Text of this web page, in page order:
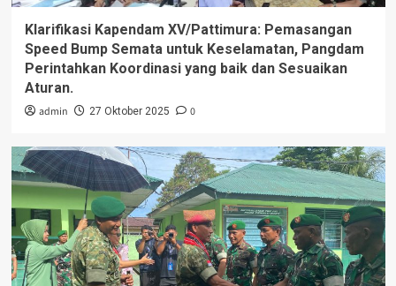
Klarifikasi Kapendam XV/Pattimura: Pemasangan
Speed Bump Semata untuk Keselamatan, Pangdam
Perintahkan Koordinasi yang baik dan Sesuaikan
Aturan.
admin 27 Oktober 2025 0